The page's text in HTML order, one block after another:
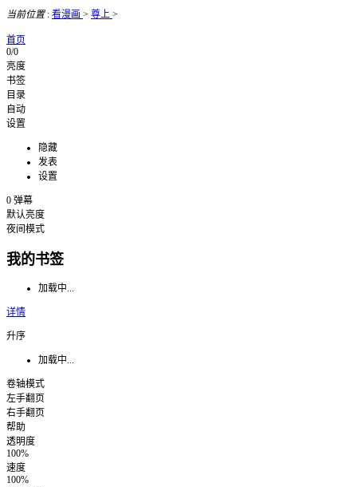
当前位置: 看漫画 > 尊上 >
首页
0/0
亮度
书签
目录
自动
设置
隐藏
发表
设置
0 弹幕
默认亮度
夜间模式
我的书签
加载中...
详情
升序
加载中...
卷轴模式
左手翻页
右手翻页
帮助
透明度
100%
速度
100%